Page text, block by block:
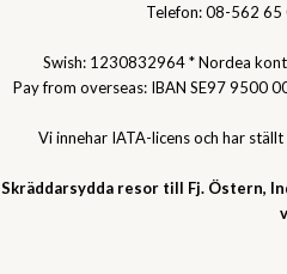
Telefon: 08-562 65
Swish: 1230832964 * Nordea
Pay from overseas: IBAN SE97 9500
Vi innehar IATA-licens och har
Skräddarsydda resor till Fj. Östern,